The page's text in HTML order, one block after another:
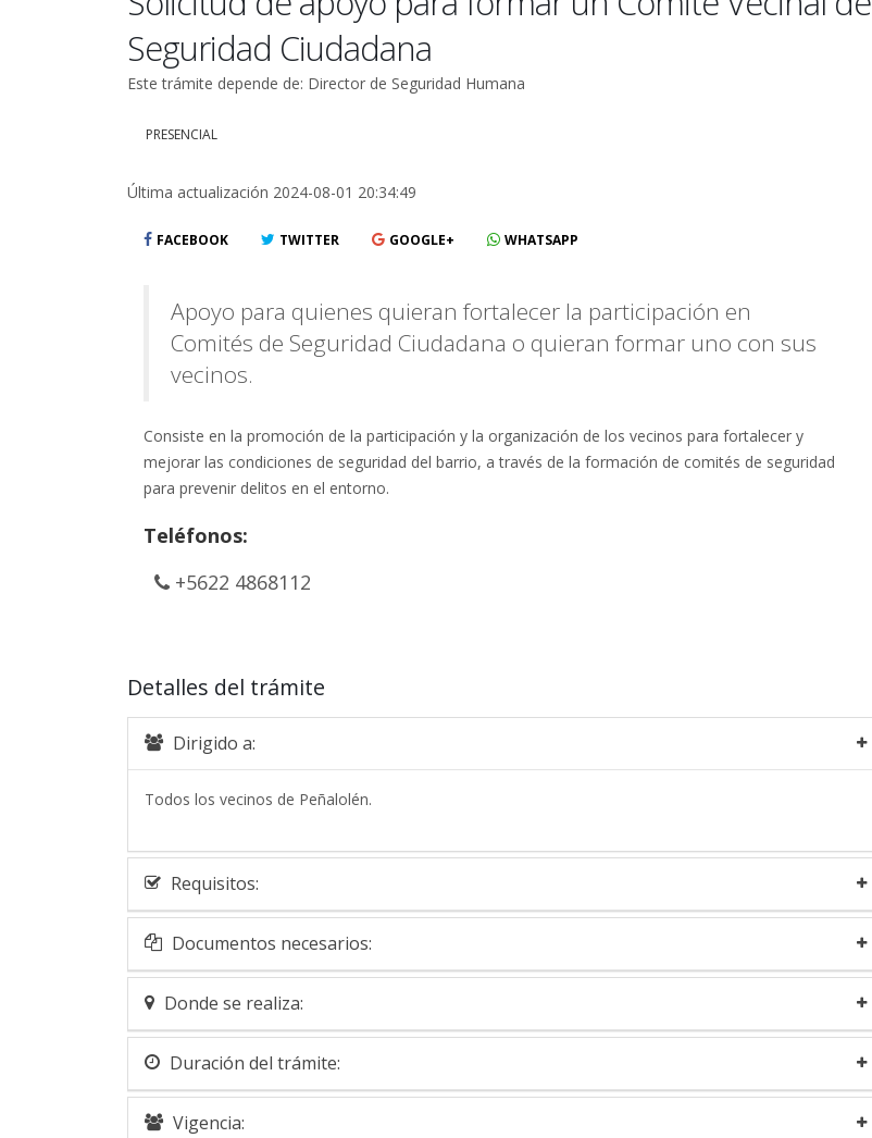
Seguridad Ciudadana
Este trámite depende de: Director de Seguridad Humana
PRESENCIAL
Última actualización 2024-08-01 20:34:49
FACEBOOK TWITTER GOOGLE+ WHATSAPP
Apoyo para quienes quieran fortalecer la participación en
Comités de Seguridad Ciudadana o quieran formar uno con sus
vecinos.
Consiste en la promoción de la participación y la organización de los vecinos para fortalecer y
mejorar las condiciones de seguridad del barrio, a través de la formación de comités de seguridad
para prevenir delitos en el entorno.
Teléfonos:
+5622 4868112
Detalles del trámite
Dirigido a:
Todos los vecinos de Peñalolén.
Requisitos:
Documentos necesarios:
Donde se realiza:
Duración del trámite:
Vigencia: